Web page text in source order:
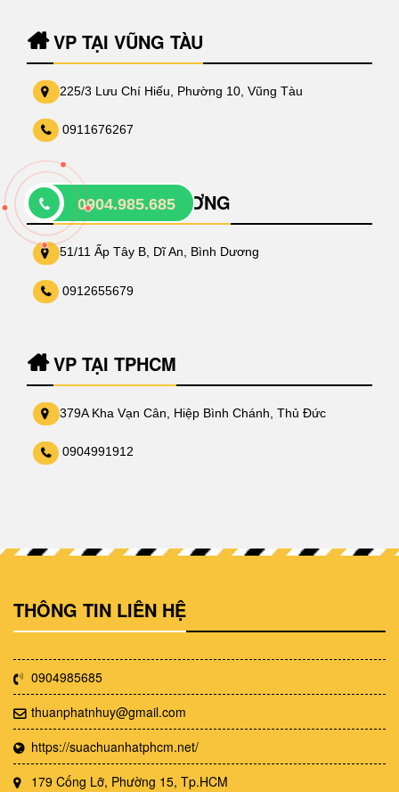
VP TẠI VŨNG TÀU
225/3 Lưu Chí Hiếu, Phường 10, Vũng Tàu
0911676267
VP TẠI BÌNH DƯƠNG
51/11 Ấp Tây B, Dĩ An, Bình Dương
0912655679
VP TẠI TPHCM
379A Kha Vạn Cân, Hiệp Bình Chánh, Thủ Đức
0904991912
THÔNG TIN LIÊN HỆ
0904985685
thuanphatnhuy@gmail.com
https://suachuanhatphcm.net/
179 Cống Lỡ, Phường 15, Tp.HCM
0904.985.685